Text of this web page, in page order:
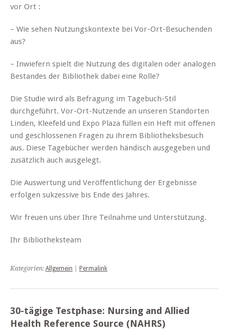
vor Ort :
– Wie sehen Nutzungskontexte bei Vor-Ort-Besuchenden
aus?
– Inwiefern spielt die Nutzung des digitalen oder analogen
Bestandes der Bibliothek dabei eine Rolle?
Die Studie wird als Befragung im Tagebuch-Stil
durchgeführt. Vor-Ort-Nutzende an unseren Standorten
Linden, Kleefeld und Expo Plaza füllen ein Heft mit offenen
und geschlossenen Fragen zu ihrem Bibliotheksbesuch
aus. Diese Tagebücher werden händisch ausgegeben und
zusätzlich auch ausgelegt.
Die Auswertung und Veröffentlichung der Ergebnisse
erfolgen sukzessive bis Ende des Jahres.
Wir freuen uns über Ihre Teilnahme und Unterstützung.
Ihr Bibliotheksteam
Kategorien: Allgemein Permalink
30-tägige Testphase: Nursing and Allied
Health Reference Source (NAHRS)